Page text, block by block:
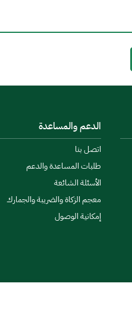
الدعم والمساعدة
اتصل بنا
طلبات المساعدة والدعم
الأسئلة الشائعة
معجم الزكاة والضريبة والجمارك
إمكانية الوصول